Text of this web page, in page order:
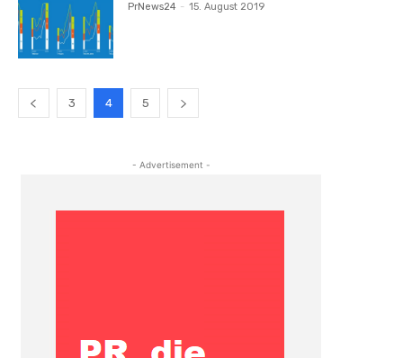
PrNews24 - 15. August 2019
3 4 5
- Advertisement -